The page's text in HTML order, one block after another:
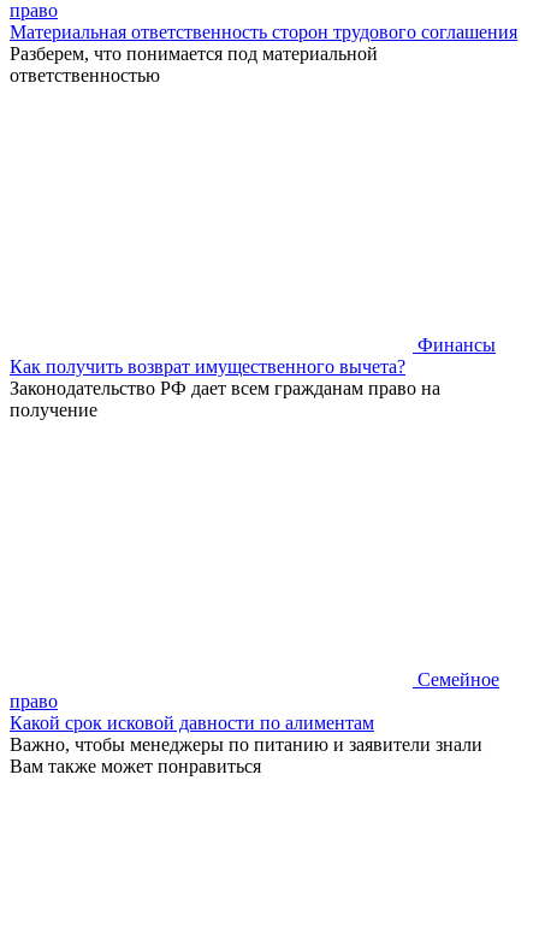
право
Материальная ответственность сторон трудового соглашения
Разберем, что понимается под материальной
ответственностью
Финансы
Как получить возврат имущественного вычета?
Законодательство РФ дает всем гражданам право на
получение
Семейное
право
Какой срок исковой давности по алиментам
Важно, чтобы менеджеры по питанию и заявители знали
Вам также может понравиться